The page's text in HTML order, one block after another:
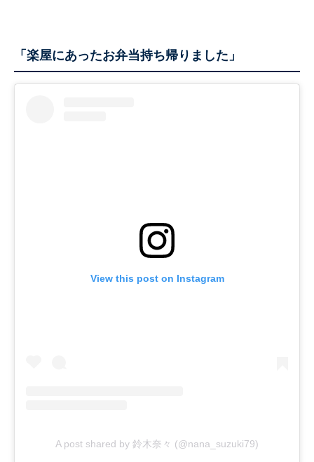
「楽屋にあったお弁当持ち帰りました」
View this post on Instagram
A post shared by 鈴木奈々 (@nana_suzuki79)